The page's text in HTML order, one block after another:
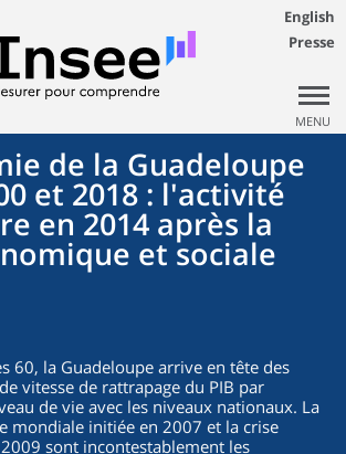
English
Presse
MENU
de la Guadeloupe
et 2018 : l'activité
en 2014 après la
et sociale
60, la Guadeloupe arrive en tête des
vitesse de rattrapage du PIB par
de vie avec les niveaux nationaux. La
mondiale initiée en 2007 et la crise
sont incontestablement les